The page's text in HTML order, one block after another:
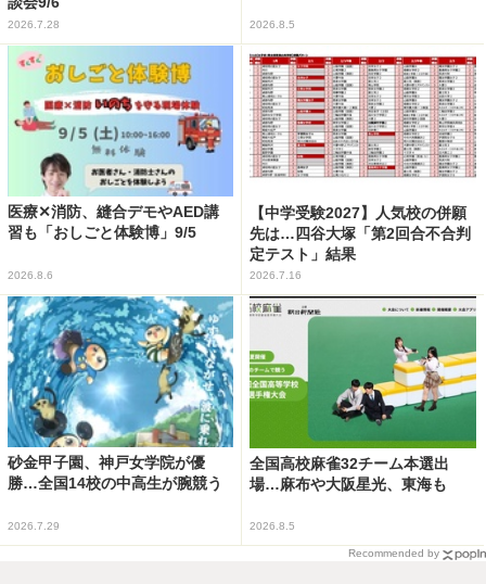
2026.7.28 2026.8.5
医療✕消防、縫合デモやAED講
習も「おしごと体験博」9/5
2026.8.6
【中学受験2027】人気校の併願
先は…四谷大塚「第2回合不合判
定テスト」結果
2026.7.16
砂金甲子園、神戸女学院が優
勝…全国14校の中高生が腕競う
2026.7.29
全国高校麻雀32チーム本選出
場…麻布や大阪星光、東海も
2026.8.5
Recommended by